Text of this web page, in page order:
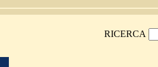
RICERCA